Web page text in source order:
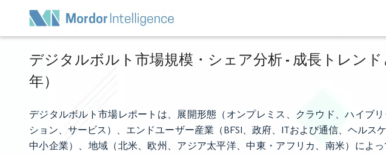
デジタルボルト市場規模・シェア分析 - 成長トレン
年）
デジタルボルト市場レポートは、展開形態（オンプレミス、クラウド、ハイブ
ション、サービス）、エンドユーザー産業（BFSI、政府、ITおよび通信、ヘルス
中小企業）、地域（北米、欧州、アジア太平洋、中東・アフリカ、南米）によ